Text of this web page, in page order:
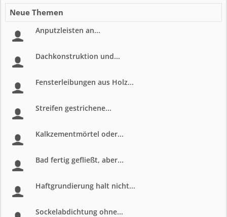
Neue Themen
Anputzleisten an...
Dachkonstruktion und...
Fensterleibungen aus Holz...
Streifen gestrichene...
Kalkzementmörtel oder...
Bad fertig gefließt, aber...
Haftgrundierung halt nicht...
Sockelabdichtung ohne...